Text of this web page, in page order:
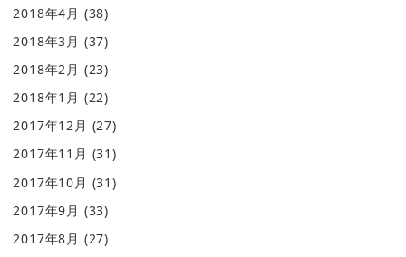
2018年4月 (38)
2018年3月 (37)
2018年2月 (23)
2018年1月 (22)
2017年12月 (27)
2017年11月 (31)
2017年10月 (31)
2017年9月 (33)
2017年8月 (27)